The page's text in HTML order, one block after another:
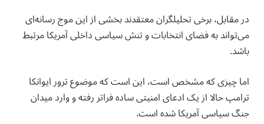
در مقابل، برخی تحلیلگران معتقدند بخشی از این موج رسانه‌ای
می‌تواند به فضای انتخابات و تنش سیاسی داخلی آمریکا مرتبط
باشد.
اما چیزی که مشخص است، این است که موضوع ترور ایوانکا
ترامپ حالا از یک ادعای امنیتی ساده فراتر رفته و وارد میدان
جنگ سیاسی آمریکا شده است.